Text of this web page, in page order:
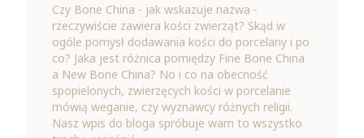
Czy Bone China - jak wskazuje nazwa -
rzeczywiście zawiera kości zwierząt? Skąd w
ogóle pomysł dodawania kości do porcelany i po
co? Jaka jest różnica pomiędzy Fine Bone China
a New Bone China? No i co na obecność
spopielonych, zwierzęcych kości w porcelanie
mówią weganie, czy wyznawcy różnych religii.
Nasz wpis do bloga spróbuje wam to wszystko